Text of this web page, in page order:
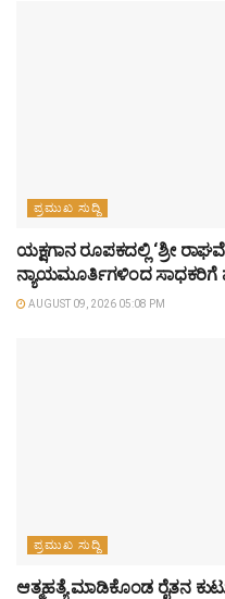
ಪ್ರಮುಖ ಸುದ್ದಿ
ಯಕ್ಷಗಾನ ರೂಪಕದಲ್ಲಿ ‘ಶ್ರೀ
ನ್ಯಾಯಮೂರ್ತಿಗಳಿಂದ ಸಾಧಕರಿಗೆ
AUGUST 09, 2026 05:08 PM
ಪ್ರಮುಖ ಸುದ್ದಿ
ಆತ್ಮಹತ್ಯೆ ಮಾಡಿಕೊಂಡ ರೈತನ